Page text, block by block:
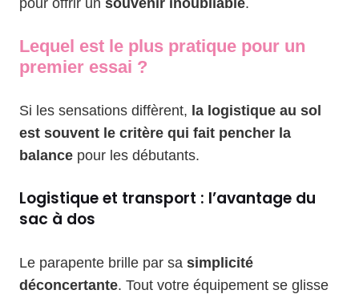
pour offrir un souvenir inoubliable.
Lequel est le plus pratique pour un
premier essai ?
Si les sensations diffèrent, la logistique au sol
est souvent le critère qui fait pencher la
balance pour les débutants.
Logistique et transport : l’avantage du
sac à dos
Le parapente brille par sa simplicité
déconcertante. Tout votre équipement se glisse